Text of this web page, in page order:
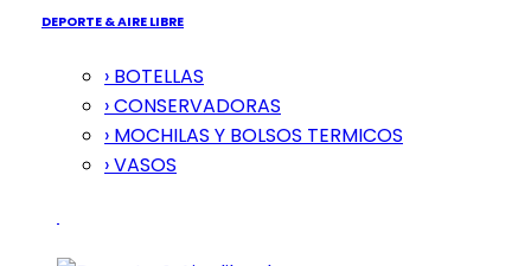
DEPORTE & AIRE LIBRE
› BOTELLAS
› CONSERVADORAS
› MOCHILAS Y BOLSOS TERMICOS
› VASOS